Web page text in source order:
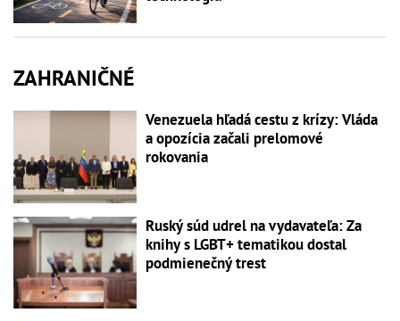
ZAHRANIČNÉ
Venezuela hľadá cestu z krízy: Vláda
a opozícia začali prelomové
rokovania
Ruský súd udrel na vydavateľa: Za
knihy s LGBT+ tematikou dostal
podmienečný trest